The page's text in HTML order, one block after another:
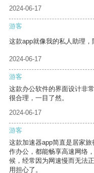
2024-06-17
游客
这款app就像我的私人助理，
2024-06-17
游客
这款办公软件的界面设计非
很合理，一目了然。
2024-06-17
游客
这款加速器app简直是居家
作办公，都能畅享高速网络
候，经常因为网速慢而无法
用担心了。